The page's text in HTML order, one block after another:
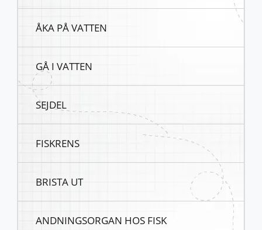
ÅKA PÅ VATTEN
GÅ I VATTEN
SEJDEL
FISKRENS
BRISTA UT
ANDNINGSORGAN HOS FISK